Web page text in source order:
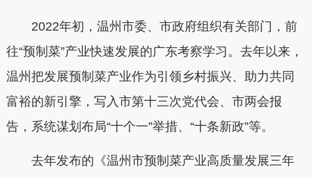
2022年初，温州市委、市政府组织有关部门，前
往“预制菜”产业快速发展的广东考察学习。去年以来，
温州把发展预制菜产业作为引领乡村振兴、助力共同
富裕的新引擎，写入市第十三次党代会、市两会报
告，系统谋划布局“十个一”举措、“十条新政”等。
去年发布的《温州市预制菜产业高质量发展三年